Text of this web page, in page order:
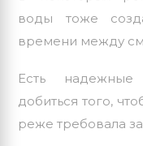
воды тоже
времени между
Есть
добиться того,
реже требовала